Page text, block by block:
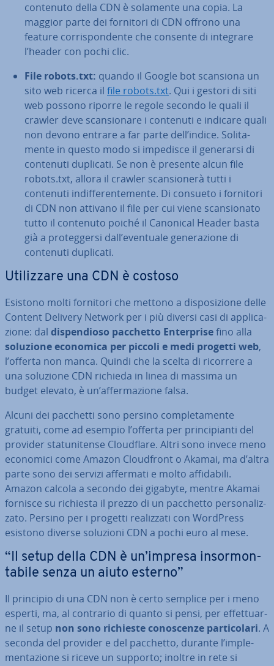
contenuto della CDN è solamente una copia. La
maggior parte dei fornitori di CDN offrono una
feature cor­ri­spon­den­te che consente di integrare
l’header con pochi clic.
File robots.txt: quando il Google bot scansiona un
sito web ricerca il file robots.txt. Qui i gestori di siti
web possono riporre le regole secondo le quali il
crawler deve scan­sio­na­re i contenuti e indicare quali
non devono entrare a far parte dell’indice. So­li­ta­
men­te in questo modo si impedisce il generarsi di
contenuti duplicati. Se non è presente alcun file
robots.txt, allora il crawler scan­sio­ne­rà tutti i
contenuti in­dif­fe­ren­te­men­te. Di consueto i fornitori
di CDN non attivano il file per cui viene scan­sio­na­to
tutto il contenuto poiché il Canonical Header basta
già a pro­teg­ger­si dall’eventuale ge­ne­ra­zio­ne di
contenuti duplicati.
Uti­liz­za­re una CDN è costoso
Esistono molti fornitori che mettono a di­spo­si­zio­ne delle
Content Delivery Network per i più diversi casi di ap­pli­ca­
zio­ne: dal di­spen­dio­so pacchetto En­ter­pri­sefino alla
soluzione economica per piccoli e medi progetti web,
l’offerta non manca. Quindi che la scelta di ricorrere a
una soluzione CDN richieda in linea di massima un
budget elevato, è un’af­fer­ma­zio­ne falsa.
Alcuni dei pacchetti sono persino com­ple­ta­men­te
gratuiti, come ad esempio l’offerta per prin­ci­pian­ti del
provider sta­tu­ni­ten­se Clou­d­fla­re. Altri sono invece meno
economici come Amazon Clou­d­front o Akamai, ma d’altra
parte sono dei servizi affermati e molto af­fi­da­bi­li.
Amazon calcola a secondo dei gigabyte, mentre Akamai
fornisce su richiesta il prezzo di un pacchetto per­so­na­liz­
za­to. Persino per i progetti rea­liz­za­ti con WordPress
esistono diverse soluzioni CDN a pochi euro al mese.
“Il setup della CDN è un’impresa in­sor­mon­
ta­bi­le senza un aiuto esterno”
Il principio di una CDN non è certo semplice per i meno
esperti, ma, al contrario di quanto si pensi, per ef­fet­tuar­
ne il setup non sono richieste co­no­scen­ze par­ti­co­la­ri. A
seconda del provider e del pacchetto, durante l’im­ple­
men­ta­zio­ne si riceve un supporto; inoltre in rete si